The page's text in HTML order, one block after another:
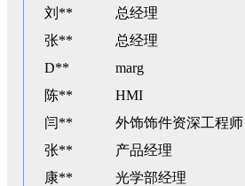
刘**
总经理
张**
总经理
D**
marg
陈**
HMI
闫**
外饰饰件资深工程师
张**
产品经理
康**
光学部经理